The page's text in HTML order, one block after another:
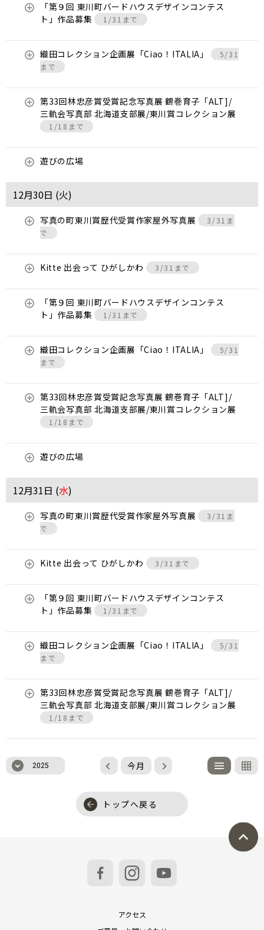
「第９回 東川町バードハウスデザインコンテス
ト」作品募集
1/31まで
織田コレクション企画展「Ciao！ITALIA」
5/31
まで
第33回林忠彦賞受賞記念写真展 鶴巻育子「ALT]/
三軌会写真部 北海道支部展/東川賞コレクション展
1/18まで
遊びの広場
12月30日 (火)
写真の町東川賞歴代受賞作家屋外写真展
3/31ま
で
Kitte 出会って ひがしかわ 3/31まで
「第９回 東川町バードハウスデザインコンテス
ト」作品募集
1/31まで
織田コレクション企画展「Ciao！ITALIA」
5/31
まで
第33回林忠彦賞受賞記念写真展 鶴巻育子「ALT]/
三軌会写真部 北海道支部展/東川賞コレクション展
1/18まで
遊びの広場
12月31日 (水)
写真の町東川賞歴代受賞作家屋外写真展
3/31ま
で
Kitte 出会って ひがしかわ 3/31まで
「第９回 東川町バードハウスデザインコンテス
ト」作品募集
1/31まで
織田コレクション企画展「Ciao！ITALIA」
5/31
まで
第33回林忠彦賞受賞記念写真展 鶴巻育子「ALT]/
三軌会写真部 北海道支部展/東川賞コレクション展
1/18まで
2025 今月
トップへ戻る
アクセス